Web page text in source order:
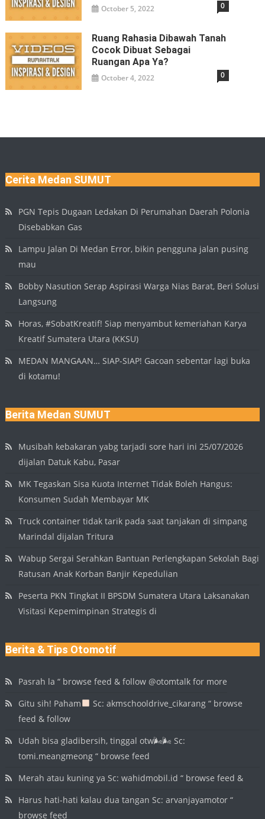
October 5, 2022 0
Ruang Rahasia Dibawah Tanah
Cocok Dibuat Sebagai
Ruangan Apa Ya?
October 4, 2022 0
Cerita Medan SUMUT
PGN Tepis Dugaan Ledakan Di Perumahan Daerah Polonia
Disebabkan Gas
Lampu Jalan Di Medan Error, bikin pengguna jalan pusing
mau
Bobby Nasution Serap Aspirasi Warga Nias Barat, Beri Solusi
Langsung
Horas, #SobatKreatif! Siap menyambut kemeriahan Karya
Kreatif Sumatera Utara (KKSU)
MEDAN MANGAAN… SIAP-SIAP! Gacoan sebentar lagi buka
di kotamu!
Berita Medan SUMUT
Musibah kebakaran yabg tarjadi sore hari ini 25/07/2026
dijalan Datuk Kabu, Pasar
MK Tegaskan Sisa Kuota Internet Tidak Boleh Hangus:
Konsumen Sudah Membayar MK
Truck container tidak tarik pada saat tanjakan di simpang
Marindal dijalan Tritura
Wabup Sergai Serahkan Bantuan Perlengkapan Sekolah Bagi
Ratusan Anak Korban Banjir Kepedulian
Peserta PKN Tingkat II BPSDM Sumatera Utara Laksanakan
Visitasi Kepemimpinan Strategis di
Berita & Tips Otomotif
Pasrah la “ browse feed & follow @otomtalk for more
Gitu sih! Paham
Sc: akmschooldrive_cikarang “ browse
feed & follow
Udah bisa gladibersih, tinggal otw🌬🌬 Sc:
tomi.meangmeong “ browse feed
Merah atau kuning ya Sc: wahidmobil.id “ browse feed &
Harus hati-hati kalau dua tangan Sc: arvanjayamotor “
browse feed